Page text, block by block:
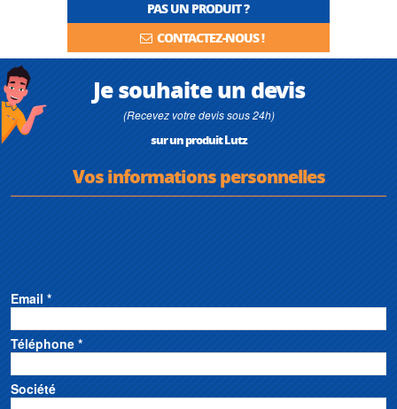
PAS UN PRODUIT ?
CONTACTEZ-NOUS !
Je souhaite un devis
(Recevez votre devis sous 24h)
sur un produit Lutz
Vos informations personnelles
Email *
Téléphone *
Société